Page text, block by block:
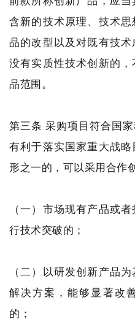
含新的技术原理、技术
品的改型以及对既有技
没有实质性技术创新的
品范围。
第三条 采购项目符合国
有利于落实国家重大战
形之一的，可以采用合作
（一）市场现有产品或
行技术突破的；
（二）以研发创新产品
解决方案，能够显著改
的；